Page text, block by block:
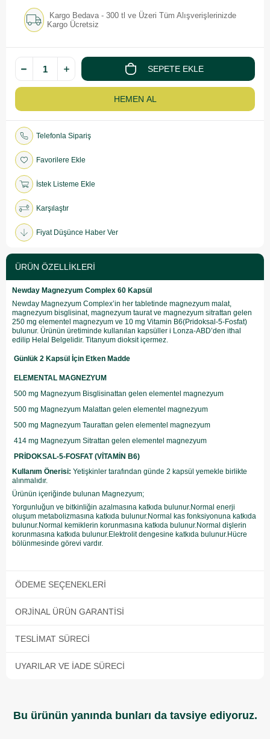
Kargo Bedava - 300 tl ve Üzeri Tüm Alışverişlerinizde
Kargo Ücretsiz
Telefonla Sipariş
Favorilere Ekle
İstek Listeme Ekle
Karşılaştır
Fiyat Düşünce Haber Ver
ÜRÜN ÖZELLIKLERI
Newday Magnezyum Complex 60 Kapsül
Newday Magnezyum Complex’in her tabletinde magnezyum malat,
magnezyum bisglisinat, magnezyum taurat ve magnezyum sitrattan gelen
250 mg elementel magnezyum ve 10 mg Vitamin B6(Pridoksal-5-Fosfat)
bulunur. Ürünün üretiminde kullanılan kapsüller i Lonza-ABD’den ithal
edilip Helal Belgelidir. Titanyum dioksit içermez.
Günlük 2 Kapsül İçin Etken Madde
ELEMENTAL MAGNEZYUM
500 mg Magnezyum Bisglisinattan gelen elementel magnezyum
500 mg Magnezyum Malattan gelen elementel magnezyum
500 mg Magnezyum Taurattan gelen elementel magnezyum
414 mg Magnezyum Sitrattan gelen elementel magnezyum
PRİDOKSAL-5-FOSFAT (VİTAMİN B6)
Kullanım Önerisi: Yetişkinler tarafından günde 2 kapsül yemekle birlikte
alınmalıdır.
Ürünün içeriğinde bulunan Magnezyum;
Yorgunluğun ve bitkinliğin azalmasına katkıda bulunur.Normal enerji
oluşum metabolizmasına katkıda bulunur.Normal kas fonksiyonuna katkıda
bulunur.Normal kemiklerin korunmasına katkıda bulunur.Normal dişlerin
korunmasına katkıda bulunur.Elektrolit dengesine katkıda bulunur.Hücre
bölünmesinde görevi vardır.
ÖDEME SEÇENEKLERI
ORJINAL ÜRÜN GARANTISI
TESLIMAT SÜRECI
UYARILAR VE İADE SÜRECI
Bu ürünün yanında bunları da tavsiye ediyoruz.